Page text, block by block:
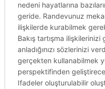
nedeni hayatlarına
geride. Randevunuz
ilişkilerde kurabilmek
Bakış tartışma
anladığınızı sözlerinizi
gerçekten kullanabilmek
perspektifinden
Ifadeler oluşturulabilir